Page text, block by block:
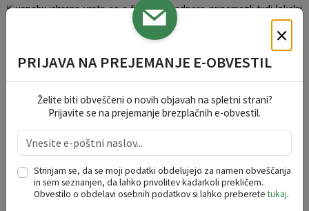
K uspehu izbrane vrste so s finančno podporo pripomogli tudi lokalni
sponzorji, Biro ES d.o.o., Fenolit d.d., Euromed d.o.o., Proključ; d.o.o.,
Gabrovšek Slavko - arhitekt, Občina Borovnica, Aljoša Španger s.p., TVD
Partizan Borovnica, Go-Do d.o.o., in Metrel d.o.o. Vsem se slovenski
igralci florbola iskreno zahvaljujejo.
Fotogalerija
×
PRIJAVA NA PREJEMANJE E-OBVESTIL
Želite biti obveščeni o novih objavah na spletni strani?
Prijavite se na prejemanje brezplačnih e-obvestil.
Strinjam se, da se moji podatki obdelujejo za namen obveščanja
in sem seznanjen, da lahko privolitev kadarkoli prekličem.
Obvestilo o obdelavi osebnih podatkov si lahko preberetetukaj.